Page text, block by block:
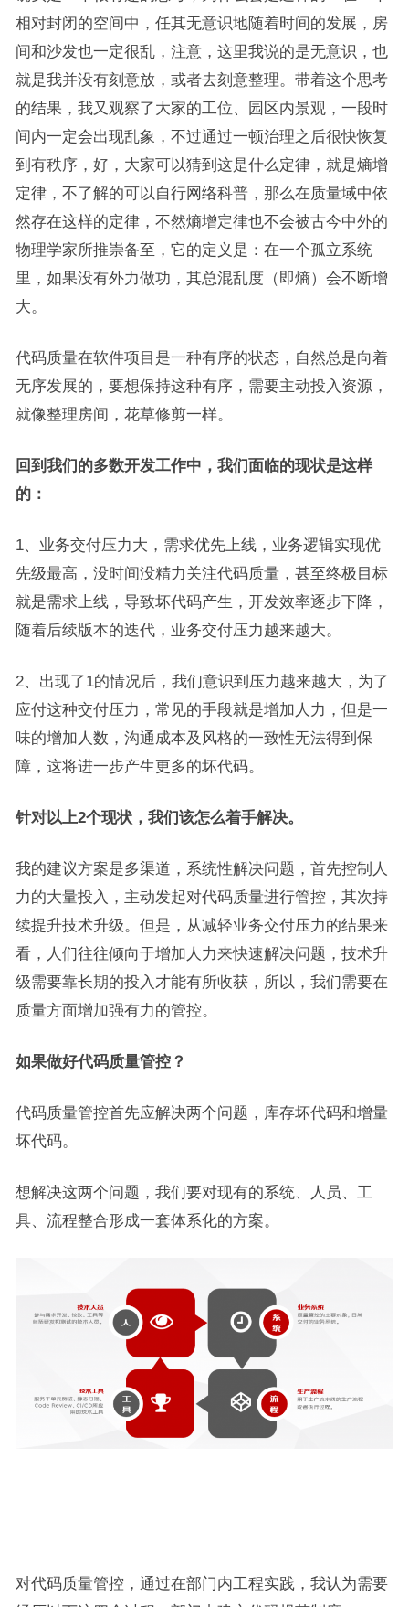
相对封闭的空间中，任其无意识地随着时间的发展，房
间和沙发也一定很乱，注意，这里我说的是无意识，也
就是我并没有刻意放，或者去刻意整理。带着这个思考
的结果，我又观察了大家的工位、园区内景观，一段时
间内一定会出现乱象，不过通过一顿治理之后很快恢复
到有秩序，好，大家可以猜到这是什么定律，就是熵增
定律，不了解的可以自行网络科普，那么在质量域中依
然存在这样的定律，不然熵增定律也不会被古今中外的
物理学家所推崇备至，它的定义是： 在一个孤立系统
里，如果没有外力做功，其总混乱度（即熵）会不断增
大。
代码质量在软件项目是一种有序的状态，自然总是向着
无序发展的，要想保持这种有序，需要主动投入资源，
就像整理房间，花草修剪一样。
回到我们的多数开发工作中，我们面临的现状是这样
的：
1、业务交付压力大，需求优先上线，业务逻辑实现优
先级最高，没时间没精力关注代码质量，甚至终极目标
就是需求上线，导致坏代码产生，开发效率逐步下降，
随着后续版本的迭代，业务交付压力越来越大。
2、出现了1的情况后，我们意识到压力越来越大，为了
应付这种交付压力，常见的手段就是增加人力，但是一
味的增加人数，沟通成本及风格的一致性无法得到保
障，这将进一步产生更多的坏代码。
针对以上2个现状，我们该怎么着手解决。
我的建议方案是多渠道，系统性解决问题，首先控制人
力的大量投入，主动发起对代码质量进行管控，其次持
续提升技术升级。但是，从减轻业务交付压力的结果来
看，人们往往倾向于增加人力来快速解决问题，技术升
级需要靠长期的投入才能有所收获，所以，我们需要在
质量方面增加强有力的管控。
如果做好代码质量管控？
代码质量管控首先应解决两个问题，库存坏代码和增量
坏代码。
想解决这两个问题，我们要对现有的系统、人员、工
具、流程整合形成一套体系化的方案。
对代码质量管控，通过在部门内工程实践，我认为需要